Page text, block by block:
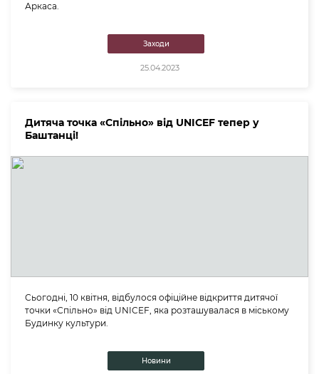
Аркаса.
Заходи
25.04.2023
Дитяча точка «Спільно» від UNICEF тепер у
Баштанці!
Сьогодні, 10 квітня, відбулося офіційне відкриття дитячої
точки «Спільно» від UNICEF, яка розташувалася в міському
Будинку культури.
Новини